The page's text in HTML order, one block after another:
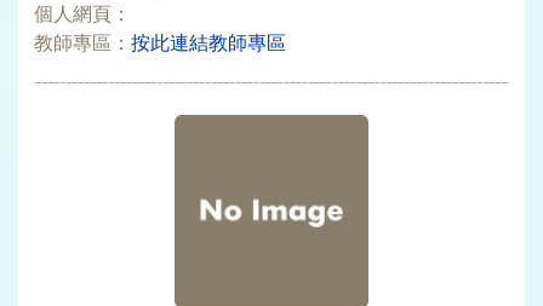
個人網頁：
教師專區： 按此連結教師專區